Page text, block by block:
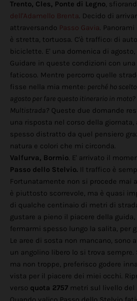
Trento, Cles, Ponte di Legno,
dell'Adamello Brenta. Decido di
attraversando Passo Gavia.
è stretta, tortuosa. C'è traffico: di
biciclette. E' una domenica di
Guidare in queste condizioni con una
faticoso. Mentre percorro quelle
fisse nella mia mente: perché ho
agosto per fare questo itinerario in moto?
Multistrada? Queste due domande
una risposta nel corso della giornata,
spesso distratto da quel pensiero
natura e colori che mi circonda.
Valfurva, Bormio. E' arrivato il
Passo dello Stelvio. Il traffico è
Fortunatamente non si procede mai
è piuttosto scorrevole, ma è quasi
di qualche centinaio di metri di
gustare a pieno il piacere della
fermarmi spesso lungo la salita, per
Le aree di sosta non mancano, sono
un angolino libero lo si trova
ma non troppe, preferisco godere
vista per il piacere dei miei occhi.
verso quota 2757 metri sul livello del